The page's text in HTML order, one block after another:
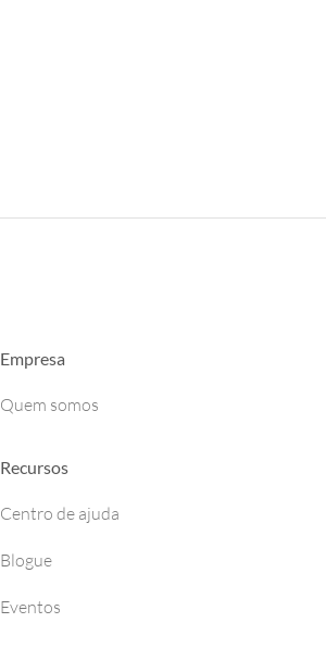
Empresa
Quem somos
Recursos
Centro de ajuda
Blogue
Eventos